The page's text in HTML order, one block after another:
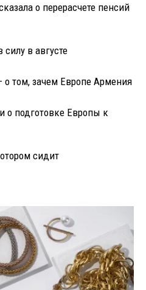
о перерасчете пенсий
в августе
том, зачем Европе Армения
о подготовке Европы к
сидит